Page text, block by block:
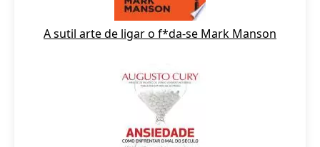
A sutil arte de ligar o f*da-se Mark Manson